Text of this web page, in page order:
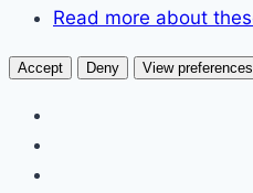
Read more about
Accept Deny View preferences